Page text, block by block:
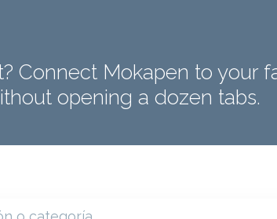
Connect Mokapen to your
opening a dozen tabs.